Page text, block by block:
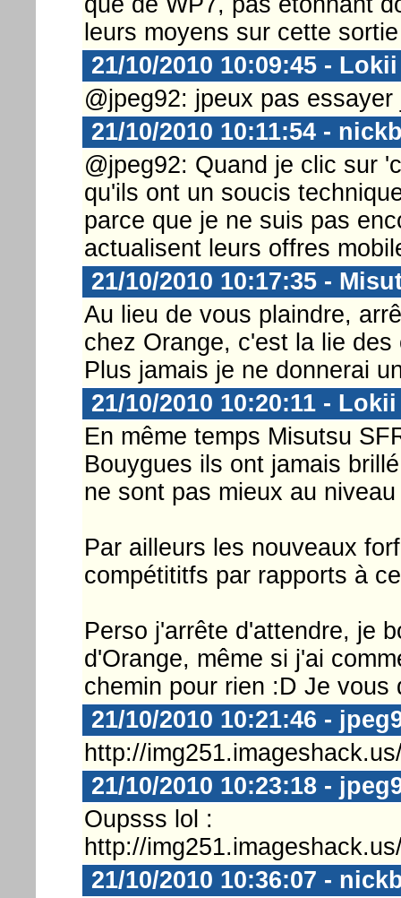
leurs moyens sur cette
21/10/2010 10:09:45 - Lokii
@jpeg92: jpeux pas
21/10/2010 10:11:54 -
@jpeg92: Quand je clic sur
qu'ils ont un soucis
parce que je ne suis pas
actualisent leurs offres
21/10/2010 10:17:35 -
Au lieu de vous plaindre,
chez Orange, c'est la lie
Plus jamais je ne donnerai
21/10/2010 10:20:11 - Lokii
En même temps Misutsu
Bouygues ils ont jamais
ne sont pas mieux au
Par ailleurs les nouveaux
compétititfs par rapports à
Perso j'arrête d'attendre, je
d'Orange, même si j'ai
chemin pour rien :D Je
21/10/2010 10:21:46 -
http://
21/10/2010 10:23:18 -
Oupsss lol :
http://
21/10/2010 10:36:07 -